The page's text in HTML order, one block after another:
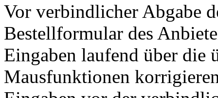
Vor verbindlicher Abgabe
Bestellformular des
Eingaben laufend über die
Mausfunktionen